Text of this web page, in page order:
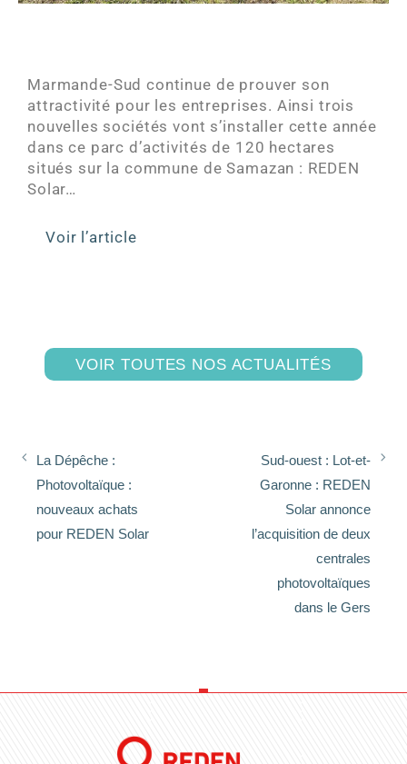
Marmande-Sud continue de prouver son
attractivité pour les entreprises. Ainsi trois
nouvelles sociétés vont s’installer cette année
dans ce parc d’activités de 120 hectares
situés sur la commune de Samazan : REDEN
Solar…
Voir l’article
VOIR TOUTES NOS ACTUALITÉS
La Dépêche :
Photovoltaïque :
nouveaux achats
pour REDEN Solar
Sud-ouest : Lot-et-
Garonne : REDEN
Solar annonce
l’acquisition de deux
centrales
photovoltaïques
dans le Gers